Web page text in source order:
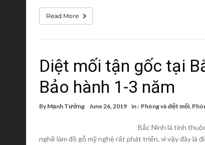
Read More
Diệt mối tận gốc tại
Bảo hành 1-3 năm
By Mạnh Tưởng June 26, 2019 in : Phòng và diệt mối,
Bắc Ninh là tỉnh
nghề làm đồ gỗ mỹ nghệ rất phát triển, vì vậy đây là